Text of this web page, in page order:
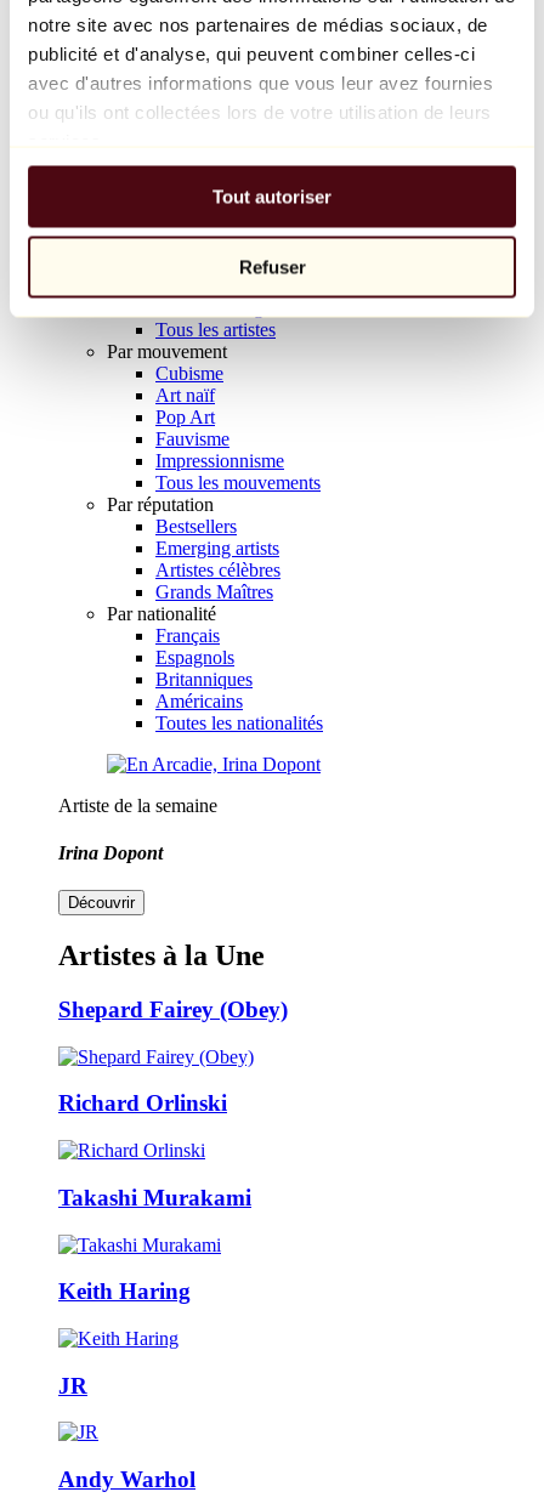
notre site avec nos partenaires de médias sociaux, de
publicité et d'analyse, qui peuvent combiner celles-ci
avec d'autres informations que vous leur avez fournies
ou qu'ils ont collectées lors de votre utilisation de leurs
Tout autoriser
Refuser
Balloon Dog (Orange)
Jeff Koons
10 000 €
Parcourir
Tous les sculpteurs
Tous les photographes
Tous les artistes
Par mouvement
Cubisme
Art naïf
Pop Art
Fauvisme
Impressionnisme
Tous les mouvements
Par réputation
Bestsellers
Emerging artists
Artistes célèbres
Grands Maîtres
Par nationalité
Français
Espagnols
Britanniques
Américains
Toutes les nationalités
Artiste de la semaine
Irina Dopont
Découvrir
Artistes à la Une
Shepard Fairey (Obey)
Richard Orlinski
Takashi Murakami
Keith Haring
JR
Andy Warhol